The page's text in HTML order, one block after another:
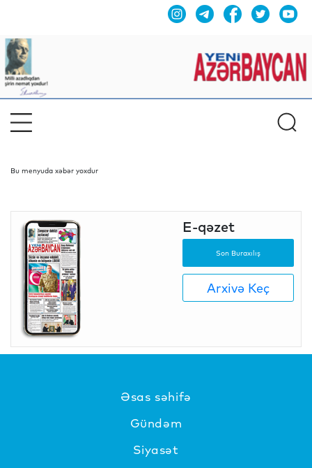
Bu menyuda xəbər yoxdur
E-qəzet
Son Buraxılış
Arxivə Keç
Əsas səhifə
Gündəm
Siyasət